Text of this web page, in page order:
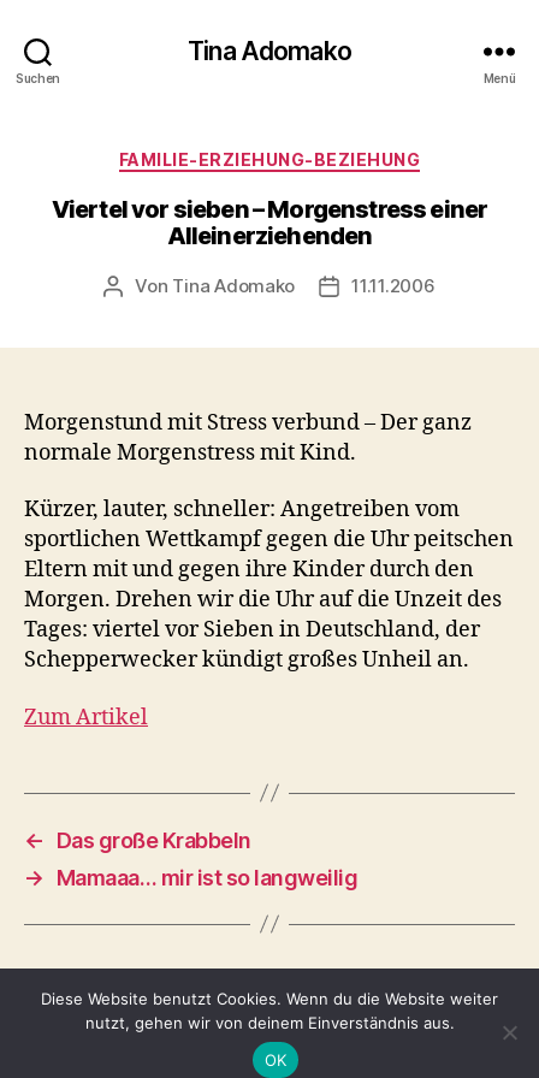
Suchen
Tina Adomako
Menü
Kategorien
FAMILIE-ERZIEHUNG-BEZIEHUNG
Viertel vor sieben – Morgenstress einer
Alleinerziehenden
Beitragsautor
Von Tina Adomako Veröffentlichungsdatum
11.11.2006
Morgenstund mit Stress verbund – Der ganz
normale Morgenstress mit Kind.
Kürzer, lauter, schneller: Angetreiben vom
sportlichen Wettkampf gegen die Uhr peitschen
Eltern mit und gegen ihre Kinder durch den
Morgen. Drehen wir die Uhr auf die Unzeit des
Tages: viertel vor Sieben in Deutschland, der
Schepperwecker kündigt großes Unheil an.
Zum Artikel
←
Das große Krabbeln
→
Mamaaa… mir ist so langweilig
↑
Diese Website benutzt Cookies. Wenn du die Website weiter
nutzt, gehen wir von deinem Einverständnis aus.
OK